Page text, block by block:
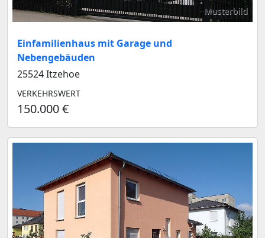
Musterbild
Einfamilienhaus mit Garage und
Nebengebäuden
25524 Itzehoe
VERKEHRSWERT
150.000 €